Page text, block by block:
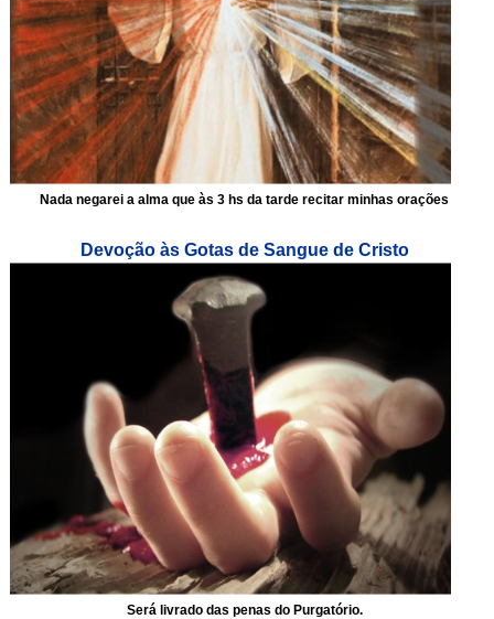
Nada negarei a alma que às 3 hs da tarde recitar minhas orações
Devoção às Gotas de Sangue de Cristo
Será livrado das penas do Purgatório.